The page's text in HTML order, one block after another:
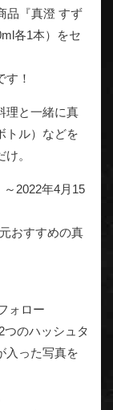
品『真澄 すず
各1本）をセ
！
理と一緒に真
トル）などを
。
2022年4月15
おすすめの真
ォロー
のハッシュタ
入った写真を